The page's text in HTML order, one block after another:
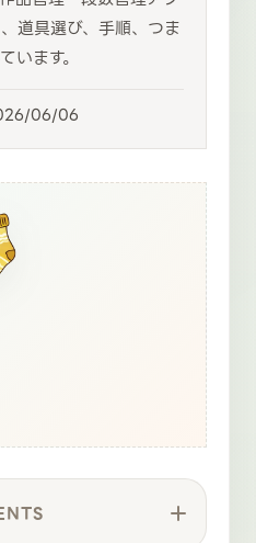
道具選び、手順、つま
います。
06/06